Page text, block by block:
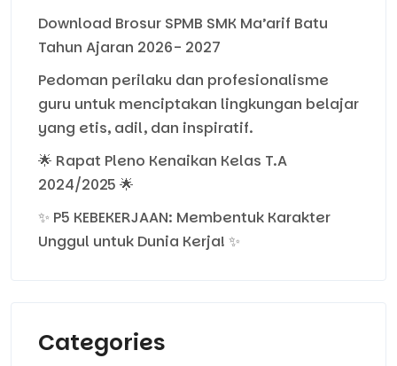
Download Brosur SPMB SMK Ma’arif Batu
Tahun Ajaran 2026- 2027
Pedoman perilaku dan profesionalisme
guru untuk menciptakan lingkungan belajar
yang etis, adil, dan inspiratif.
🌟 Rapat Pleno Kenaikan Kelas T.A
2024/2025 🌟
✨ P5 KEBEKERJAAN: Membentuk Karakter
Unggul untuk Dunia Kerja! ✨
Categories